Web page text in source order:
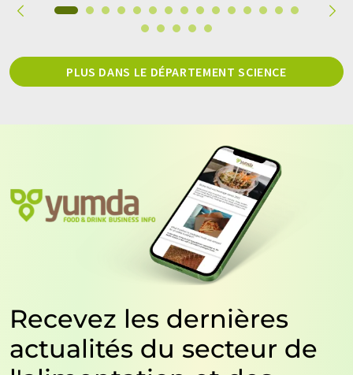
PLUS DANS LE DÉPARTEMENT SCIENCE
Recevez les dernières
actualités du secteur de